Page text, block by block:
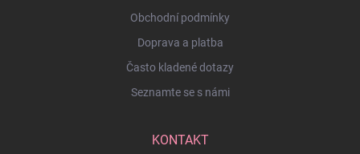
Obchodní podmínky
Doprava a platba
Často kladené dotazy
Seznamte se s námi
KONTAKT